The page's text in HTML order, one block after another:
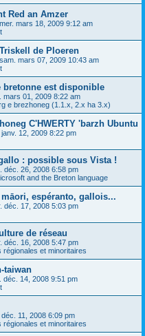
Red an Amzer
mer. mars 18, 2009 9:12 am
de Ploeren
sam. mars 07, 2009 10:43 am
bretonne est disponible
mars 01, 2009 8:22 am
e brezhoneg (1.1.x, 2.x ha 3.x)
C'HWERTY 'barzh Ubuntu
janv. 12, 2009 8:22 pm
: possible sous Vista !
déc. 26, 2008 6:58 pm
and the Breton language
espéranto, gallois...
déc. 17, 2008 5:03 pm
de réseau
déc. 16, 2008 5:47 pm
régionales et minoritaires
taiwan
déc. 14, 2008 9:51 pm
déc. 11, 2008 6:09 pm
régionales et minoritaires